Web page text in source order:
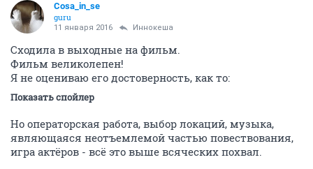
Cosa_in_se
guru
11 января 2016 Иннокеша
Сходила в выходные на фильм.
Фильм великолепен!
Я не оцениваю его достоверность, как то:
Показать спойлер
Но операторская работа, выбор локаций, музыка,
являющаяся неотъемлемой частью повествования,
игра актёров - всё это выше всяческих похвал.